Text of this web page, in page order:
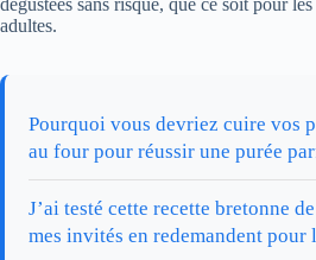
dégustées sans risque, que ce soit pour
adultes.
Pourquoi vous devriez cuire vos
au four pour réussir une purée
J’ai testé cette recette bretonne
mes invités en redemandent pour